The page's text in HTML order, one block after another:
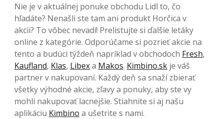
Nie je v aktuálnej ponuke obchodu Lidl to, čo
hľadáte? Nenašli ste tam ani produkt Horčica v
akcii? To vôbec nevadí! Prelistujte si ďalšie letáky
online z kategórie. Odporúčame si pozrieť akcie na
tento a budúci týždeň napríklad v obchodoch Fresh,
Kaufland, Klas, Libexa Makos. Kimbino.sk je váš
partner v nakupovaní. Každý deň sa snaží zbierať
všetky výhodné akcie, zľavy a ponuky, aby ste vy
mohli nakupovať lacnejšie. Stiahnite si aj našu
aplikáciu Kimbino a ušetrite s nami.